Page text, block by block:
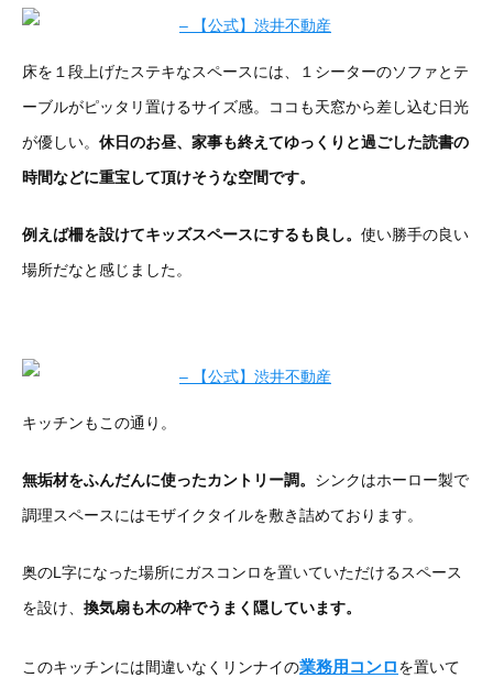
床を１段上げたステキなスペースには、１シーターのソファとテ
ーブルがピッタリ置けるサイズ感。ココも天窓から差し込む日光
が優しい。 休日のお昼、家事も終えてゆっくりと過ごした読書の
時間などに重宝して頂けそうな空間です。
例えば柵を設けてキッズスペースにするも良し。 使い勝手の良い
場所だなと感じました。
キッチンもこの通り。
無垢材をふんだんに使ったカントリー調。 シンクはホーロー製で
調理スペースにはモザイクタイルを敷き詰めております。
奥のL字になった場所にガスコンロを置いていただけるスペース
を設け、 換気扇も木の枠でうまく隠しています。
このキッチンには間違いなくリンナイの業務用コンロを置いて